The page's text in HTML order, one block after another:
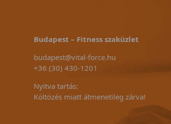
Budapest – Fitness szaküzlet
budapest@vital-force.hu
+36 (30) 430-1201
Nyitva tartás:
Költözés miatt átmenetileg zárva!